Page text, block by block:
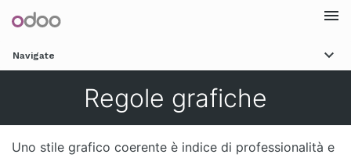
Navigate
Regole grafiche
Uno stile grafico coerente è indice di professionalità e